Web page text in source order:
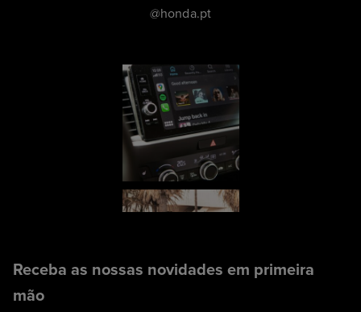
@honda.pt
Receba as nossas novidades em primeira
mão